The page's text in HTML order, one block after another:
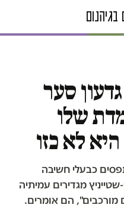
סער
שלו
לא כזו
כבעלי חשיבה
מגדירים עמיתיה
מורכבים", הם אומרים.